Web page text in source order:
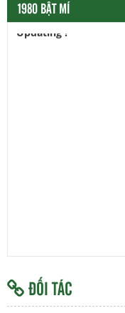
1980 BẬT MÍ
ĐỐI TÁC